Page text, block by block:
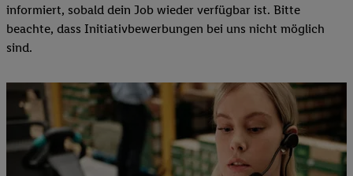
informiert, sobald dein Job wieder verfügbar ist. Bitte
beachte, dass Initiativbewerbungen bei uns nicht möglich
sind.